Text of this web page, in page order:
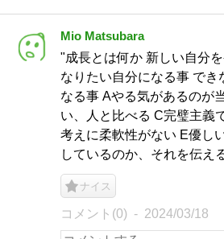
Mio Matsubara
"成長とは何か 新しい自分
なりたい自分になる事 でき
なる事 Aやる気があるのが
い、人と比べる C完璧主義
考えに柔軟性がない E優し
しているのか、それを伝え
ナイス
コメント(0) 2024/03/18